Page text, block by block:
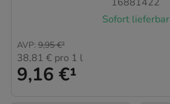
Sofort lieferbar
9,16 €¹
AVP: 9,95 €²
38,81 € pro 1 l